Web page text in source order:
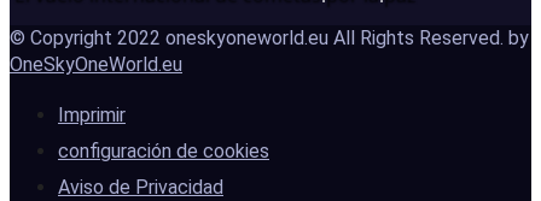
© Copyright 2022 oneskyoneworld.eu All Rights Reserved. by
OneSkyOneWorld.eu
Imprimir
configuración de cookies
Aviso de Privacidad